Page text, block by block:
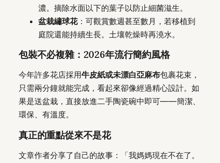
濃。摘除水面以下的葉子以防止細菌滋生。
盆栽繡球花：可觀賞數週甚至數月，若移植到
庭院還能持續生長。土壤乾燥時再澆水。
包裝不必複雜：2026年流行簡約風格
今年許多花店採用牛皮紙或未漂白亞麻布包裹花束，
只需兩分鐘就能完成，看起來卻像經過精心設計。如
果是送盆栽，直接放進二手陶瓷碗中即可——簡潔、
環保、有溫度。
真正的重點從來不是花
文章作者分享了自己的故事：「我媽媽現在不在了。